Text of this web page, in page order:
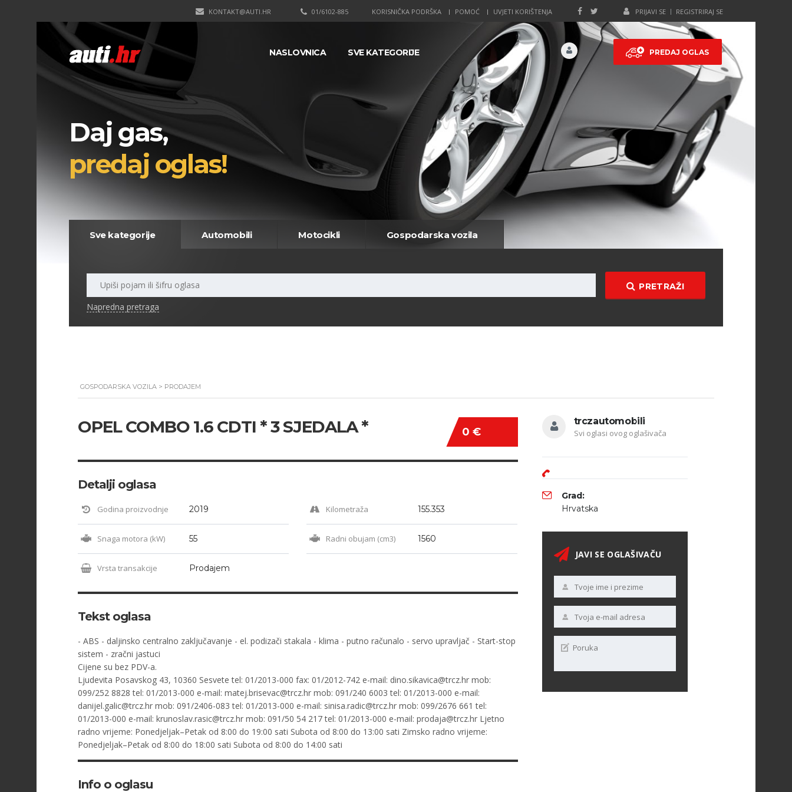
PRIJAVI SE REGISTRIRAJ SE
KORISNIČKA PODRŠKA POMOĆ UVJETI KORIŠTENJA
01/6102-885
KONTAKT@AUTI.HR
PREDAJ OGLAS
NASLOVNICA SVE KATEGORIJE
Daj gas,
predaj oglas!
Sve kategorije Automobili Motocikli Gospodarska vozila
PRETRAŽI
Napredna pretraga
GOSPODARSKA VOZILA > PRODAJEM
0 €
OPEL COMBO 1.6 CDTI * 3 SJEDALA *
Detalji oglasa
Godina proizvodnje 2019 Kilometraža 155.353
Snaga motora (kW) 55 Radni obujam (cm3) 1560
Vrsta transakcije Prodajem
Tekst oglasa
- ABS - daljinsko centralno zaključavanje - el. podizači stakala - klima - putno računalo - servo upravljač - Start-stop
sistem - zračni jastuci
Cijene su bez PDV-a.
Ljudevita Posavskog 43, 10360 Sesvete tel: 01/2013-000 fax: 01/2012-742 e-mail: dino.sikavica@trcz.hr mob:
099/252 8828 tel: 01/2013-000 e-mail: matej.brisevac@trcz.hr mob: 091/240 6003 tel: 01/2013-000 e-mail:
danijel.galic@trcz.hr mob: 091/2406-083 tel: 01/2013-000 e-mail: sinisa.radic@trcz.hr mob: 099/2676 661 tel:
01/2013-000 e-mail: krunoslav.rasic@trcz.hr mob: 091/50 54 217 tel: 01/2013-000 e-mail: prodaja@trcz.hr Ljetno
radno vrijeme: Ponedjeljak–Petak od 8:00 do 19:00 sati Subota od 8:00 do 13:00 sati Zimsko radno vrijeme:
Ponedjeljak–Petak od 8:00 do 18:00 sati Subota od 8:00 do 14:00 sati
Info o oglasu
trczautomobili
Svi oglasi ovog oglašivača
Grad:
Hrvatska
JAVI SE OGLAŠIVAČU